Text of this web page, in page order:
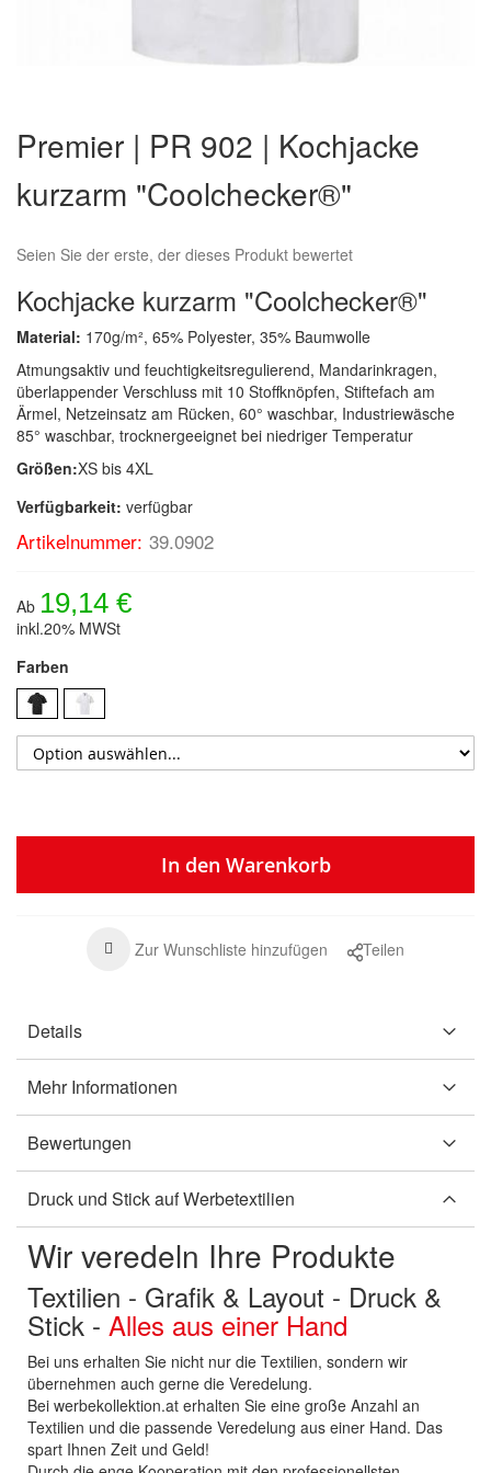
der
Bildergalerie
springen
Premier | PR 902 | Kochjacke
kurzarm "Coolchecker®"
Seien Sie der erste, der dieses Produkt bewertet
Kochjacke kurzarm "Coolchecker®"
Material: 170g/m², 65% Polyester, 35% Baumwolle
Atmungsaktiv und feuchtigkeitsregulierend, Mandarinkragen,
überlappender Verschluss mit 10 Stoffknöpfen, Stiftefach am
Ärmel, Netzeinsatz am Rücken, 60° waschbar, Industriewäsche
85° waschbar, trocknergeeignet bei niedriger Temperatur
Größen:XS bis 4XL
Verfügbarkeit: verfügbar
Artikelnummer: 39.0902
Ab 19,14 €
inkl.20% MWSt
Farben
In den Warenkorb
Zur Wunschliste hinzufügen Teilen
Details
Mehr Informationen
Bewertungen
Druck und Stick auf Werbetextilien
Wir veredeln Ihre Produkte
Textilien - Grafik & Layout - Druck &
Stick - Alles aus einer Hand
Bei uns erhalten Sie nicht nur die Textilien, sondern wir
übernehmen auch gerne die Veredelung.
Bei werbekollektion.at erhalten Sie eine große Anzahl an
Textilien und die passende Veredelung aus einer Hand. Das
spart Ihnen Zeit und Geld!